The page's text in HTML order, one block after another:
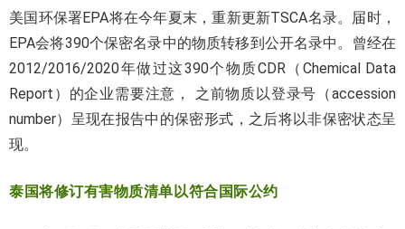
美国环保署EPA将在今年夏末，重新更新TSCA名录。届时，
EPA会将390个保密名录中的物质转移到公开名录中。曾经在
2012/2016/2020年做过这390个物质CDR（Chemical Data
Report）的企业需要注意， 之前物质以登录号（accession
number）呈现在报告中的保密形式，之后将以非保密状态呈
现。
泰国将修订有害物质清单以符合国际公约